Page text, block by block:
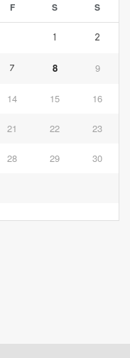
F S S
1 2
7 8 9
14 15 16
21 22 23
28 29 30